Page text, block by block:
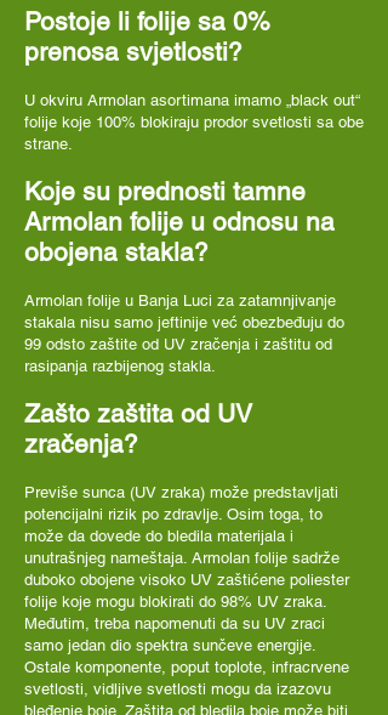
Postoje li folije sa 0%
prenosa svjetlosti?
U okviru Armolan asortimana imamo „black out“
folije koje 100% blokiraju prodor svetlosti sa obe
strane.
Koje su prednosti tamne
Armolan folije u odnosu na
obojena stakla?
Armolan folije u Banja Luci za zatamnjivanje
stakala nisu samo jeftinije već obezbeđuju do
99 odsto zaštite od UV zračenja i zaštitu od
rasipanja razbijenog stakla.
Zašto zaštita od UV
zračenja?
Previše sunca (UV zraka) može predstavljati
potencijalni rizik po zdravlje. Osim toga, to
može da dovede do bledila materijala i
unutrašnjeg nameštaja. Armolan folije sadrže
duboko obojene visoko UV zaštićene poliester
folije koje mogu blokirati do 98% UV zraka.
Međutim, treba napomenuti da su UV zraci
samo jedan dio spektra sunčeve energije.
Ostale komponente, poput toplote, infracrvene
svetlosti, vidljive svetlosti mogu da izazovu
bleđenje boje. Zaštita od bledila boje može biti